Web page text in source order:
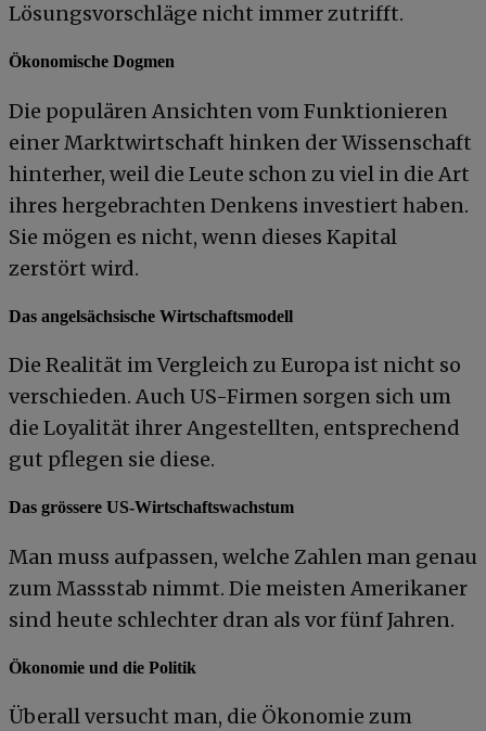
Lösungsvorschläge nicht immer zutrifft.
Ökonomische Dogmen
Die populären Ansichten vom Funktionieren
einer Marktwirtschaft hinken der Wissenschaft
hinterher, weil die Leute schon zu viel in die Art
ihres hergebrachten Denkens investiert haben.
Sie mögen es nicht, wenn dieses Kapital
zerstört wird.
Das angelsächsische Wirtschaftsmodell
Die Realität im Vergleich zu Europa ist nicht so
verschieden. Auch US-Firmen sorgen sich um
die Loyalität ihrer Angestellten, entsprechend
gut pflegen sie diese.
Das grössere US-Wirtschaftswachstum
Man muss aufpassen, welche Zahlen man genau
zum Massstab nimmt. Die meisten Amerikaner
sind heute schlechter dran als vor fünf Jahren.
Ökonomie und die Politik
Überall versucht man, die Ökonomie zum